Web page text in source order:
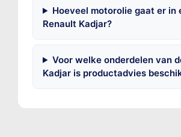
Hoeveel motorolie gaat er in
Renault Kadjar?
Voor welke onderdelen van
Kadjar is productadvies